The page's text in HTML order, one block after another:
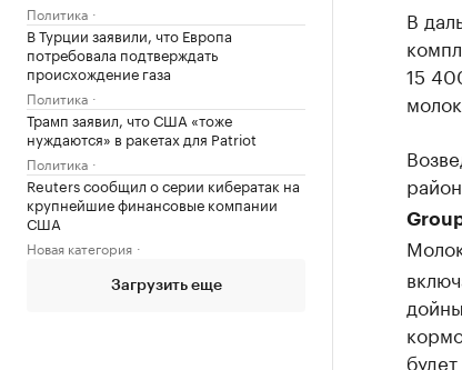
Политика
В Турции заявили, что Европа
потребовала подтверждать
происхождение газа
Политика
Трамп заявил, что США «тоже
нуждаются» в ракетах для Patriot
Политика
Reuters сообщил о серии кибератак на
крупнейшие финансовые компании
США
Новая категория
Загрузить еще
В
15